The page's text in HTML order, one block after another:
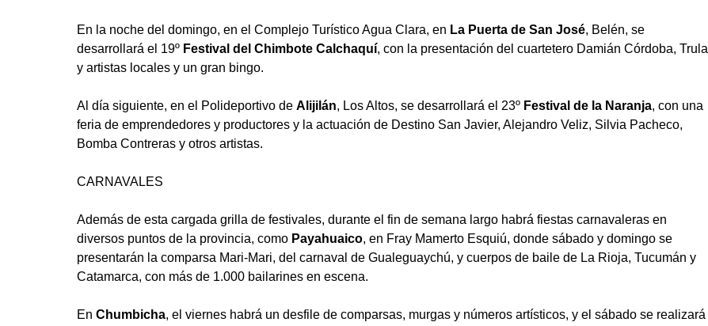
En la noche del domingo, en el Complejo Turístico Agua Clara, en La Puerta de San José, Belén, se
desarrollará el 19º Festival del Chimbote Calchaquí, con la presentación del cuartetero Damián Córdoba, Trula
y artistas locales y un gran bingo.
Al día siguiente, en el Polideportivo de Alijilán, Los Altos, se desarrollará el 23º Festival de la Naranja, con una
feria de emprendedores y productores y la actuación de Destino San Javier, Alejandro Veliz, Silvia Pacheco,
Bomba Contreras y otros artistas.
CARNAVALES
Además de esta cargada grilla de festivales, durante el fin de semana largo habrá fiestas carnavaleras en
diversos puntos de la provincia, como Payahuaico, en Fray Mamerto Esquiú, donde sábado y domingo se
presentarán la comparsa Mari-Mari, del carnaval de Gualeguaychú, y cuerpos de baile de La Rioja, Tucumán y
Catamarca, con más de 1.000 bailarines en escena.
En Chumbicha, el viernes habrá un desfile de comparsas, murgas y números artísticos, y el sábado se realizará